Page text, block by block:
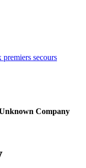
secours
Company